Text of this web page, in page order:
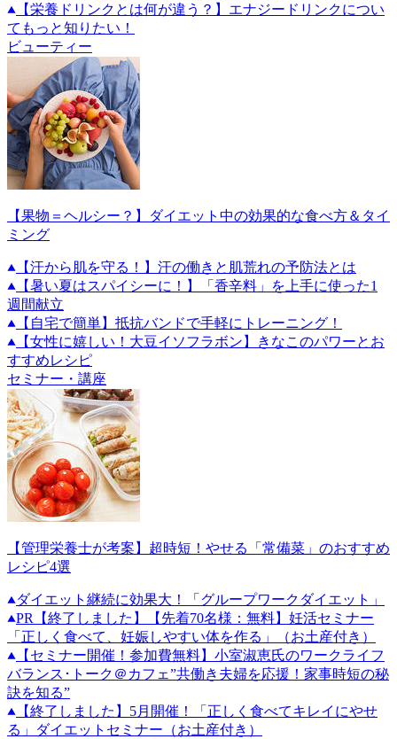
【栄養ドリンクとは何が違う？】エナジードリンクについ
てもっと知りたい！
ビューティー
【果物＝ヘルシー？】ダイエット中の効果的な食べ方＆タイ
ミング
【汗から肌を守る！】汗の働きと肌荒れの予防法とは
【暑い夏はスパイシーに！】「香辛料」を上手に使った1
週間献立
【自宅で簡単】抵抗バンドで手軽にトレーニング！
【女性に嬉しい！大豆イソフラボン】きなこのパワーとお
すすめレシピ
セミナー・講座
【管理栄養士が考案】超時短！やせる「常備菜」のおすすめ
レシピ4選
ダイエット継続に効果大！「グループワークダイエット」
PR
【終了しました】【先着70名様：無料】妊活セミナー
「正しく食べて、妊娠しやすい体を作る」（お土産付き）
【セミナー開催！参加費無料】小室淑恵氏のワークライフ
バランス･トーク＠カフェ”共働き夫婦を応援！家事時短の秘
訣を知る”
【終了しました】5月開催！「正しく食べてキレイにやせ
る」ダイエットセミナー（お土産付き）